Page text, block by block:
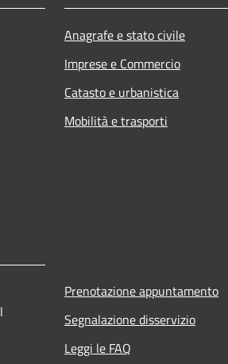
Anagrafe e stato civile
Imprese e Commercio
Catasto e urbanistica
Mobilità e trasporti
Prenotazione appuntamento
Segnalazione disservizio
Leggi le FAQ